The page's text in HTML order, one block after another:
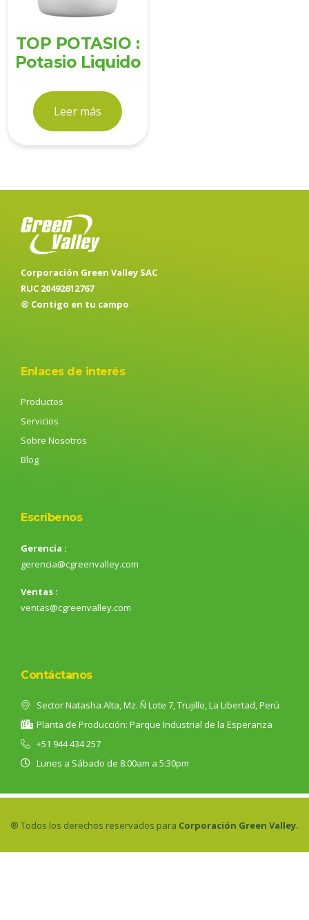
TOP POTASIO :
Potasio Liquido
Leer más
Corporación Green Valley SAC
RUC 20492612767
® Contigo en tu campo
Enlaces de interés
Productos
Servicios
Sobre Nosotros
Blog
Escríbenos
Gerencia :
gerencia@cgreenvalley.com
Ventas :
ventas@cgreenvalley.com
Contáctanos
Sector Natasha Alta, Mz. Ñ Lote 7, Trujillo, La Libertad, Perú
Planta de Producción: Parque Industrial de la Esperanza
+51 944 434 257
Lunes a Sábado de 8:00am a 5:30pm
® Todos los derechos reservados para Corporación Green Valley.